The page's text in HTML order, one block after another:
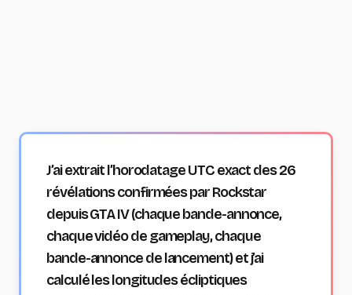
J’ai extrait l’horodatage UTC exact des 26
révélations confirmées par Rockstar
depuis GTA IV (chaque bande-annonce,
chaque vidéo de gameplay, chaque
bande-annonce de lancement) et j’ai
calculé les longitudes écliptiques